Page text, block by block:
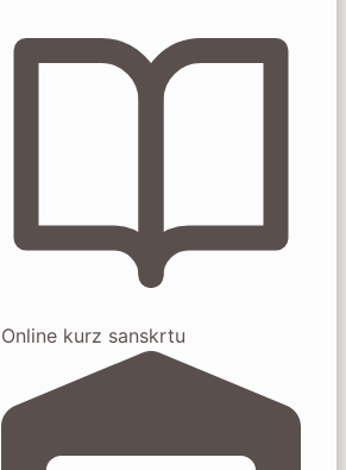
Online kurz sanskrtu